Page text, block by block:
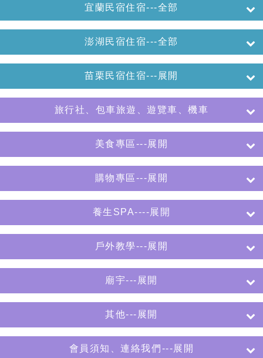
宜蘭民宿住宿---全部
澎湖民宿住宿---全部
苗栗民宿住宿---展開
旅行社、包車旅遊、遊覽車、機車
美食專區---展開
購物專區---展開
養生SPA----展開
戶外教學---展開
廟宇---展開
其他---展開
會員須知、連絡我們---展開